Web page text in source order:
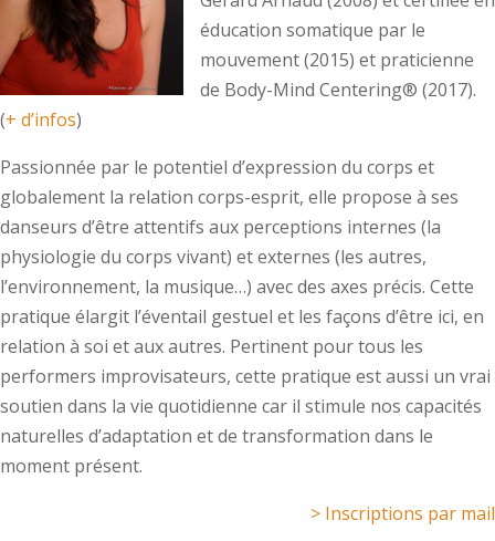
éducation somatique par le
mouvement (2015) et praticienne
de Body-Mind Centering® (2017).
(+ d’infos)
Passionnée par le potentiel d’expression du corps et
globalement la relation corps-esprit, elle propose à ses
danseurs d’être attentifs aux perceptions internes (la
physiologie du corps vivant) et externes (les autres,
l’environnement, la musique…) avec des axes précis. Cette
pratique élargit l’éventail gestuel et les façons d’être ici, en
relation à soi et aux autres. Pertinent pour tous les
performers improvisateurs, cette pratique est aussi un vrai
soutien dans la vie quotidienne car il stimule nos capacités
naturelles d’adaptation et de transformation dans le
moment présent.
> Inscriptions par mail